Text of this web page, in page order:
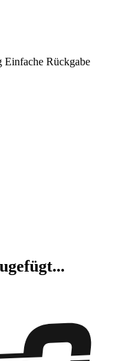
Einfache Rückgabe